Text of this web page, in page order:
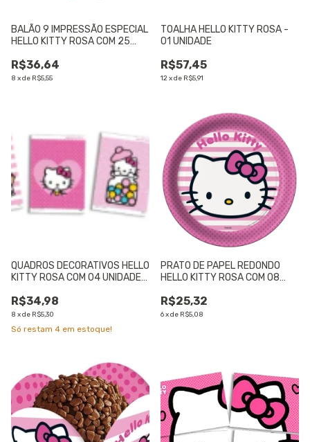
BALÃO 9 IMPRESSÃO ESPECIAL
HELLO KITTY ROSA COM 25
R$36,64
8 xde R$5,55
TOALHA HELLO KITTY ROSA -
01 UNIDADE
R$57,45
12xde R$5,91
QUADROS DECORATIVOS HELLO
KITTY ROSA COM 04 UNIDADES
R$34,98
8 xde R$5,30
Só restam 4 em estoque!
PRATO DE PAPEL REDONDO
HELLO KITTY ROSA COM 08
R$25,32
6xde R$5,08